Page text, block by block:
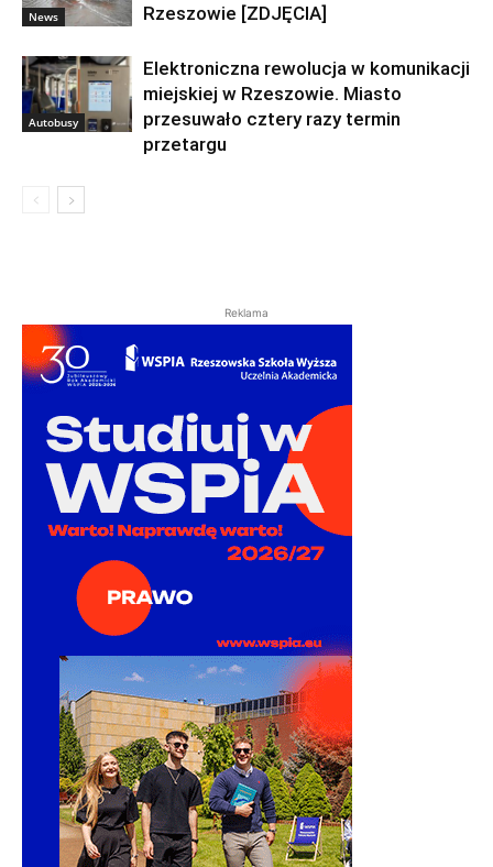
News
Rzeszowie [ZDJĘCIA]
Autobusy
Elektroniczna rewolucja w komunikacji
miejskiej w Rzeszowie. Miasto
przesuwało cztery razy termin
przetargu
Reklama